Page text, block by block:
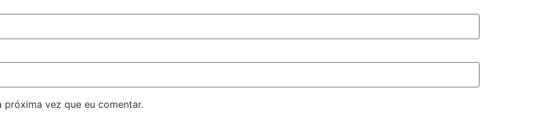
próxima vez que eu comentar.